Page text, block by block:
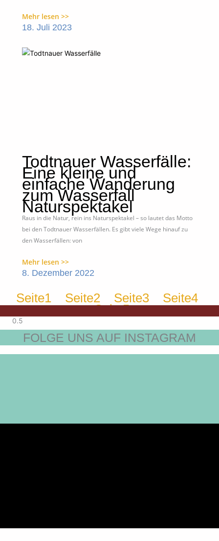
Mehr lesen >>
18. Juli 2023
Todtnauer Wasserfälle:
Eine kleine und
einfache Wanderung
zum Wasserfall
Naturspektakel
Raus in die Natur, rein ins Naturspektakel – so lautet das Motto
bei den Todtnauer Wasserfällen. Es gibt viele Wege hinauf zu
den Wasserfällen: von
Mehr lesen >>
8. Dezember 2022
Seite1 Seite2 Seite3 Seite4
Seite5
FOLGE UNS AUF INSTAGRAM